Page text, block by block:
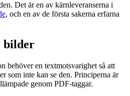
Det är en av kärnleveranserna i
, och en av de första sakerna erfarna
bilder
behöver en textmotsvarighet så att
som inte kan se den. Principerna är
genom PDF-taggar.